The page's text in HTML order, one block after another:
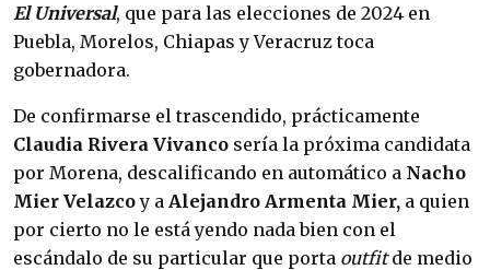
El Universal, que para las elecciones de 2024 en
Puebla, Morelos, Chiapas y Veracruz toca
gobernadora.
De confirmarse el trascendido, prácticamente
Claudia Rivera Vivanco sería la próxima candidata
por Morena, descalificando en automático a Nacho
Mier Velazcoy a Alejandro Armenta Mier, a quien
por cierto no le está yendo nada bien con el
escándalo de su particular que porta outfitde medio